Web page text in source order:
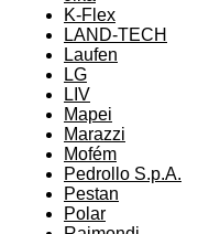
K-Flex
LAND-TECH
Laufen
LG
LIV
Mapei
Marazzi
Mofém
Pedrollo S.p.A.
Pestan
Polar